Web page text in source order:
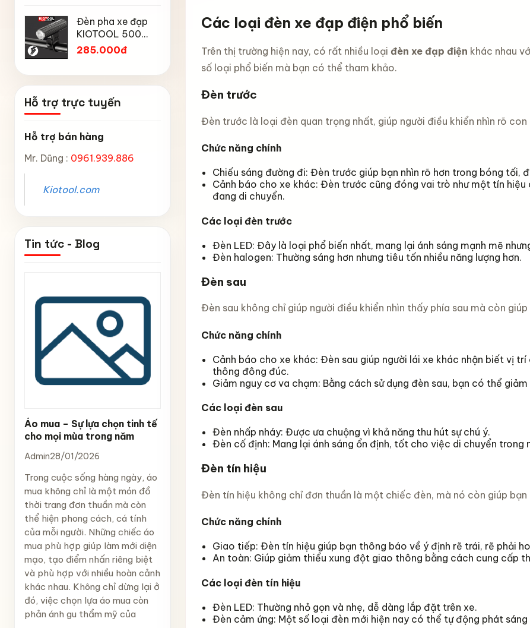
Chống Bụi, Chống
Tia UV, Có Phản
Quang & Lỗ Khóa
Chống Bay
Đèn pha xe đạp
KIOTOOL 500
Lumen chống
285.000đ
đạp trẻ em
inch -14 inch -16
inch -18 inch -20
inch chắc chắn
Hỗ trợ trực tuyến
Hỗ trợ bán hàng
Mr. Dũng : 0961.939.886
Kiotool.com
Tin tức - Blog
Áo mua – Sự lựa chọn tinh tế
cho mọi mùa trong năm
Admin28/01/2026
Trong cuộc sống hàng ngày, áo
mua không chỉ là một món đồ
thời trang đơn thuần mà còn
thể hiện phong cách, cá tính
của mỗi người. Những chiếc áo
mua phù hợp giúp làm mới diện
mạo, tạo điểm nhấn riêng biệt
và phù hợp với nhiều hoàn cảnh
khác nhau. Không chỉ dừng lại ở
đó, việc chọn lựa áo mua còn
phản ánh gu thẩm mỹ của
Các loại đèn xe đạp điện phổ biến
Trên thị trường hiện nay, có rất nhiều loại đèn xe đạp điện khác nhau
số loại phổ biến mà bạn có thể tham khảo.
Đèn trước
Đèn trước là loại đèn quan trọng nhất, giúp người điều khiển nhìn rõ
Chức năng chính
Chiếu sáng đường đi: Đèn trước giúp bạn nhìn rõ hơn trong bóng tối,
Cảnh báo cho xe khác: Đèn trước cũng đóng vai trò như một tín
đang di chuyển.
Các loại đèn trước
Đèn LED: Đây là loại phổ biến nhất, mang lại ánh sáng mạnh mẽ
Đèn halogen: Thường sáng hơn nhưng tiêu tốn nhiều năng lượng hơn.
Đèn sau
Đèn sau không chỉ giúp người điều khiển nhìn thấy phía sau mà còn
Chức năng chính
Cảnh báo cho xe khác: Đèn sau giúp người lái xe khác nhận biết vị
thông đông đúc.
Giảm nguy cơ va chạm: Bằng cách sử dụng đèn sau, bạn có thể
Các loại đèn sau
Đèn nhấp nháy: Được ưa chuộng vì khả năng thu hút sự chú ý.
Đèn cố định: Mang lại ánh sáng ổn định, tốt cho việc di chuyển trong
Đèn tín hiệu
Đèn tín hiệu không chỉ đơn thuần là một chiếc đèn, mà nó còn giúp
Chức năng chính
Giao tiếp: Đèn tín hiệu giúp bạn thông báo về ý định rẽ trái, rẽ phải
An toàn: Giúp giảm thiểu xung đột giao thông bằng cách cung cấp
Các loại đèn tín hiệu
Đèn LED: Thường nhỏ gọn và nhẹ, dễ dàng lắp đặt trên xe.
Đèn cảm ứng: Một số loại đèn mới hiện nay có thể tự động phát